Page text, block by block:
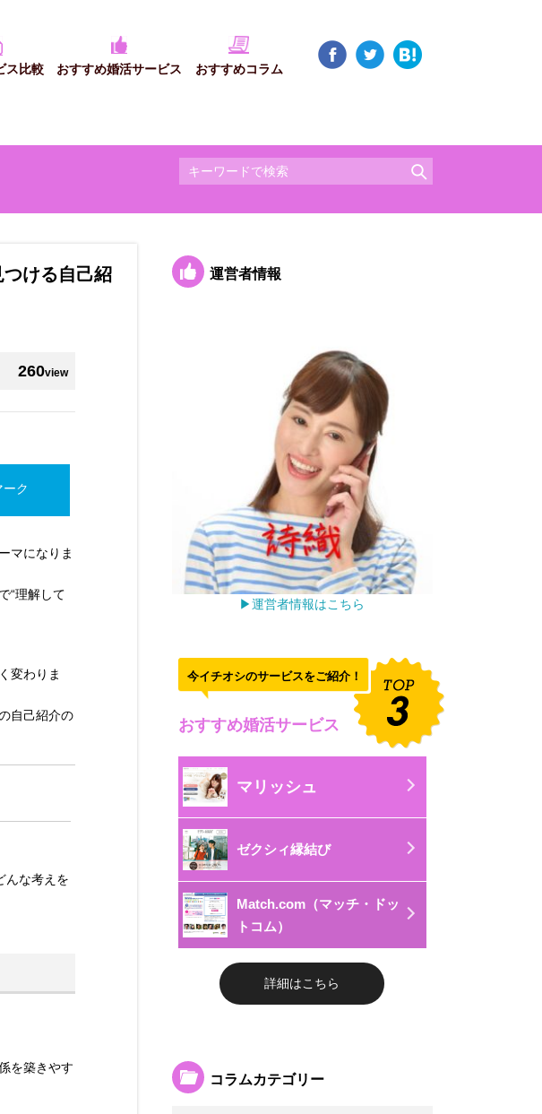
ス比較
おすすめ婚活サービス おすすめコラム
ける自己紹
260view
ーク
マになりま
“理解して
変わりま
自己紹介の
んな考えを
を築きやす
運営者情報
▶運営者情報はこちら
今イチオシのサービスをご紹介！
おすすめ婚活サービス
マリッシュ
ゼクシィ縁結び
Match.com（マッチ・ドッ
トコム）
詳細はこちら
コラムカテゴリー